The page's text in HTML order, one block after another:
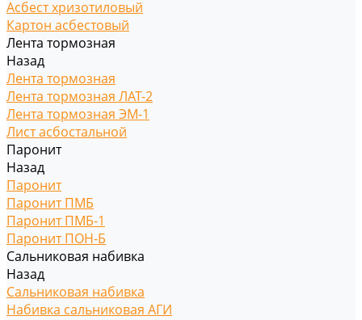
Асбест хризотиловый
Картон асбестовый
Лента тормозная
Назад
Лента тормозная
Лента тормозная ЛАТ-2
Лента тормозная ЭМ-1
Лист асбостальной
Паронит
Назад
Паронит
Паронит ПМБ
Паронит ПМБ-1
Паронит ПОН-Б
Сальниковая набивка
Назад
Сальниковая набивка
Набивка сальниковая АГИ